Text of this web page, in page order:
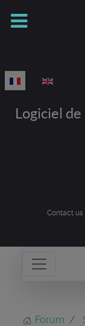
Sélectionnez votre
Logiciel
Contact us
Forum